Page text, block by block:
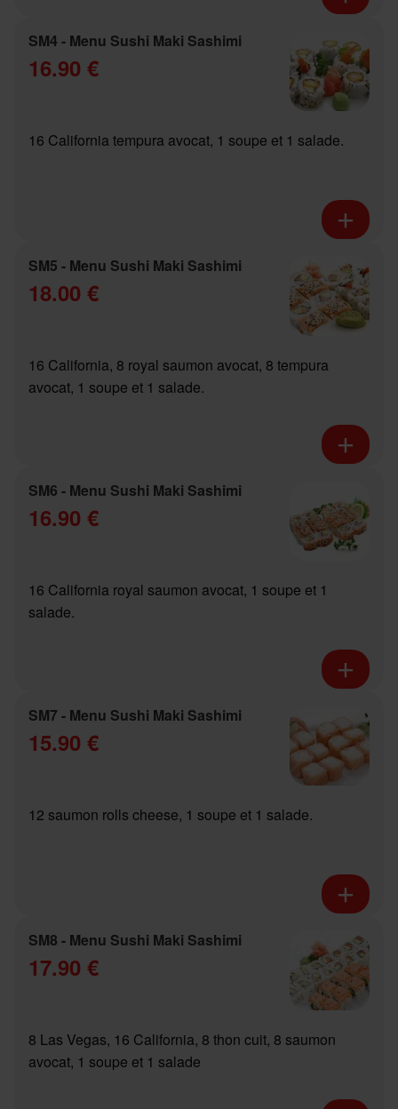
SM4 - Menu Sushi Maki Sashimi
16.90 €
16 California tempura avocat, 1 soupe et 1 salade.
SM5 - Menu Sushi Maki Sashimi
18.00 €
16 California, 8 royal saumon avocat, 8 tempura
avocat, 1 soupe et 1 salade.
SM6 - Menu Sushi Maki Sashimi
16.90 €
16 California royal saumon avocat, 1 soupe et 1
salade.
SM7 - Menu Sushi Maki Sashimi
15.90 €
12 saumon rolls cheese, 1 soupe et 1 salade.
SM8 - Menu Sushi Maki Sashimi
17.90 €
8 Las Vegas, 16 California, 8 thon cuit, 8 saumon
avocat, 1 soupe et 1 salade